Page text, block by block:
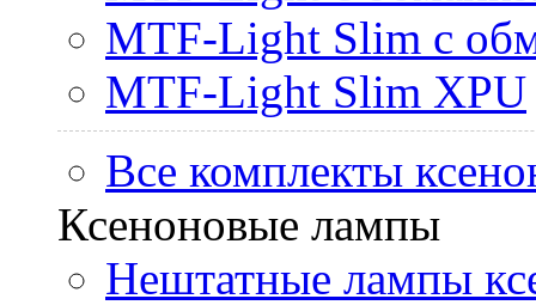
MTF-Light Slim с
MTF-Light Slim XPU
Все комплекты
Ксеноновые лампы
Нештатные лампы